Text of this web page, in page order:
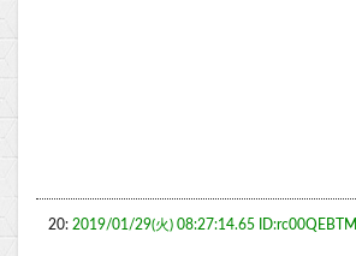
20: 2019/01/29(火) 08:27:14.65 ID:rc00QEBTM